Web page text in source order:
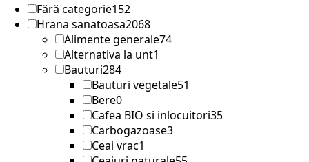
Fără categorie152
Hrana sanatoasa2068
Alimente generale74
Alternativa la unt1
Bauturi284
Bauturi vegetale51
Bere0
Cafea BIO si inlocuitori35
Carbogazoase3
Ceai vrac1